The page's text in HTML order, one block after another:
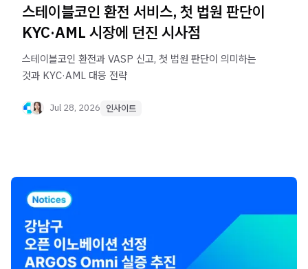
스테이블코인 환전 서비스, 첫 법원 판단이
KYC·AML 시장에 던진 시사점
스테이블코인 환전과 VASP 신고, 첫 법원 판단이 의미하는
것과 KYC·AML 대응 전략
Jul 28, 2026 인사이트